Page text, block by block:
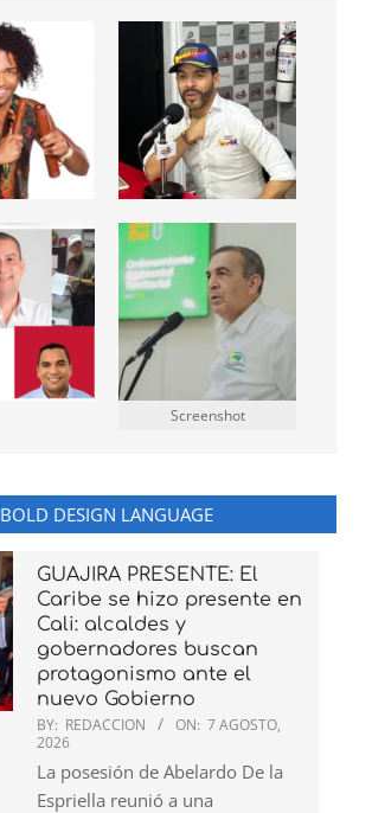
Screenshot
BOLD DESIGN LANGUAGE
GUAJIRA PRESENTE: El
Caribe se hizo presente en
Cali: alcaldes y
gobernadores buscan
protagonismo ante el
nuevo Gobierno
BY: REDACCION ON: 7 AGOSTO,
2026
La posesión de Abelardo De la
Espriella reunió a una